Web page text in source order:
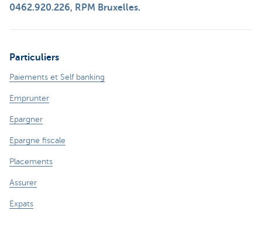
0462.920.226, RPM Bruxelles.
Particuliers
Paiements et Self banking
Emprunter
Epargner
Epargne fiscale
Placements
Assurer
Expats